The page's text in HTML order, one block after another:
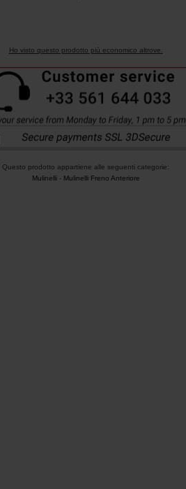
Ho visto questo prodotto più economico altrove.
Questo prodotto appartiene alle seguenti categorie:
Mulinelli- Mulinelli Freno Anteriore